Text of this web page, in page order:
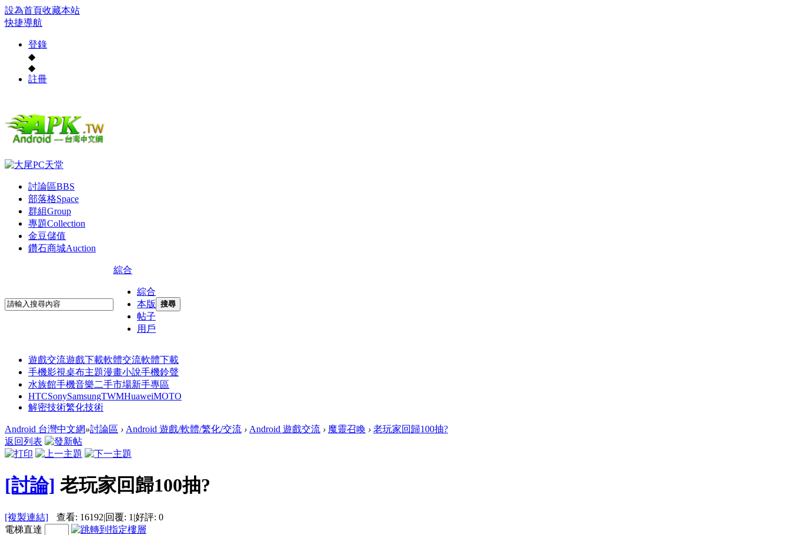
設為首頁收藏本站
快捷導航
登錄
◆
◆
註冊
討論區BBS
部落格Space
群組Group
專題Collection
金豆儲值
鑽石商城Auction
綜合
綜合
本版
帖子
用戶
搜尋
遊戲交流遊戲下載軟體交流軟體下載
手機影視桌布主題漫畫小說手機鈴聲
水族館手機音樂二手市場新手專區
HTCSonySamsungTWMHuaweiMOTO
解密技術繁化技術
Android 台灣中文網»討論區 › Android 遊戲/軟體/繁化/交流 › Android 遊戲交流 › 魔靈召喚 › 老玩家回歸100抽?
返回列表
[討論] 老玩家回歸100抽?
[複製連結] 查看: 16192|回覆: 1 |好評: 0
電梯直達